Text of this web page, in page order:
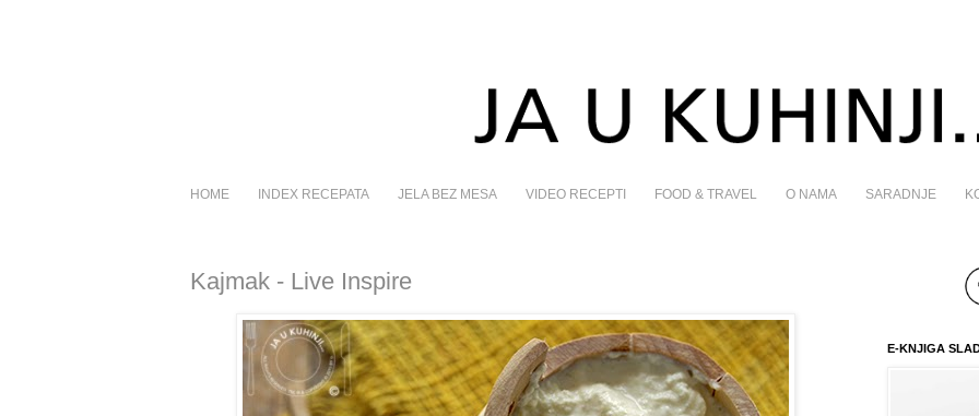
HOME INDEX RECEPATA JELA BEZ MESA VIDEO RECEPTI FOOD & TRAVEL O NAMA SARADNJE
Kajmak - Live Inspire
E-KNJIGA